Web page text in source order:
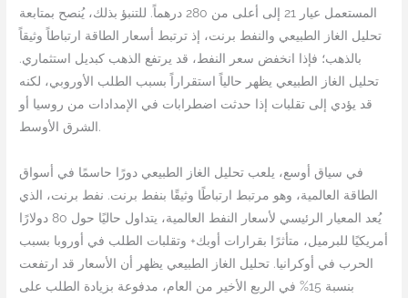
المستعمل عيار 21 إلى أعلى من 280 درهماً. للتنبؤ بذلك، يُنصح بمتابعة
تحليل الغاز الطبيعي والنفط برنت، إذ ترتبط أسعار الطاقة ارتباطاً وثيقاً
بالذهب؛ فإذا انخفض سعر النفط، قد يرتفع الذهب كبديل استثماري.
تحليل الغاز الطبيعي يظهر حالياً استقراراً بسبب الطلب الأوروبي، لكنه
قد يؤدي إلى تقلبات إذا حدثت اضطرابات في الإمدادات من روسيا أو
الشرق الأوسط.
في سياق أوسع، يلعب تحليل الغاز الطبيعي دورًا حاسمًا في أسواق
الطاقة العالمية، وهو مرتبط ارتباطًا وثيقًا بنفط برنت. نفط برنت، الذي
يُعد المعيار الرئيسي لأسعار النفط العالمية، يتداول حاليًا حول 80 دولارًا
أمريكيًا للبرميل، متأثرًا بقرارات أوبك+ وتقلبات الطلب في أوروبا بسبب
الحرب في أوكرانيا. تحليل الغاز الطبيعي يظهر أن الأسعار قد ارتفعت
بنسبة 15% في الربع الأخير من العام، مدفوعة بزيادة الطلب على